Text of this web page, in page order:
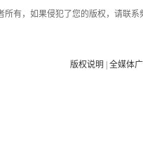
所有，如果侵犯了您的版权，请联
版权说明 |全媒体